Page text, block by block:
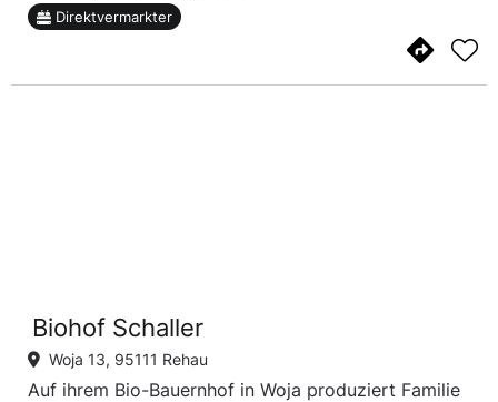
Direktvermarkter
Biohof Schaller
Woja 13, 95111 Rehau
Auf ihrem Bio-Bauernhof in Woja produziert Familie